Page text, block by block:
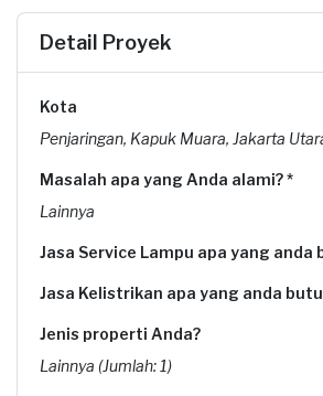
Detail Proyek
Kota
Penjaringan, Kapuk Muara, Jakarta
Masalah apa yang Anda alami? *
Lainnya
Jasa Service Lampu apa yang anda
Jasa Kelistrikan apa yang anda
Jenis properti Anda?
Lainnya (Jumlah: 1)